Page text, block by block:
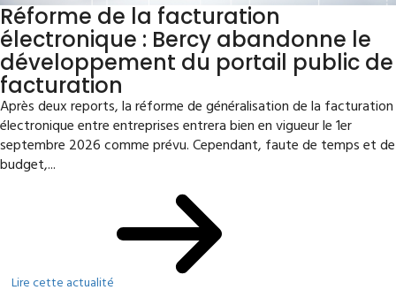
Réforme de la facturation
électronique : Bercy abandonne le
développement du portail public de
facturation
Après deux reports, la réforme de généralisation de la facturation
électronique entre entreprises entrera bien en vigueur le 1er
septembre 2026 comme prévu. Cependant, faute de temps et de
budget,...
Lire cette actualité